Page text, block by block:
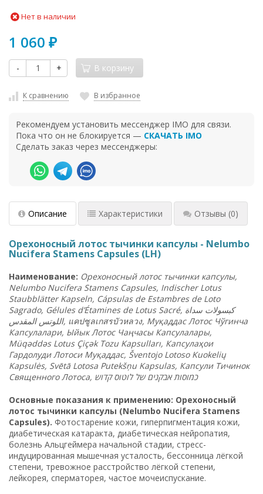
Нет в наличии
1 060 ₽
- + В корзину
К сравнению В избранное
Рекомендуем установить мессенджер IMO для связи.
Пока что он не блокируется — СКАЧАТЬ IMO
Сделать заказ через мессенджеры:
Описание Характеристики Отзывы (0)
Орехоносный лотос тычинки капсулы - Nelumbo
Nucifera Stamens Capsules (LH)
Наименование: Орехоносный лотос тычинки капсулы,
Nelumbo Nucifera Stamens Capsules, Indischer Lotus
Staubblätter Kapseln, Cápsulas de Estambres de Loto
Sagrado, Gélules d’Étamines de Lotus Sacré,
كبسولات سداة
اللوتس المقدس , แคปซูลเกสรบัวหลวง, Муқаддас Лотос Чўгинча
Капсулалари, Ыйык Лотос Чаңчасы Капсулалары,
Müqəddəs Lotus Çiçək Tozu Kapsulları, Капсулаҳои
Гардолуди Лотоси Муқаддас, Šventojo Lotoso Kuokelių
Kapsulės, Svētā Lotosa Putekšņu Kapsulas, Капсули Тичинок
Священного Лотоса,
כמוסות אבקנים של לוטוס קדוש
Основные показания к применению: Орехоносный
лотос тычинки капсулы (Nelumbo Nucifera Stamens
Capsules). Фотостарение кожи, гиперпигментация кожи,
диабетическая катаракта, диабетическая нейропатия,
болезнь Альцгеймера начальной стадии, стресс-
индуцированная мышечная усталость, бессонница лёгкой
степени, тревожное расстройство лёгкой степени,
лейкорея, сперматорея, частое мочеиспускание.